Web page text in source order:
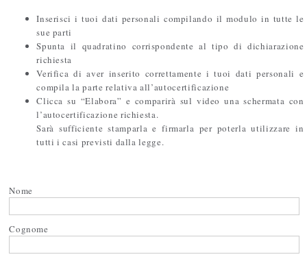
Inserisci i tuoi dati personali compilando il modulo in tutte le
sue parti
Spunta il quadratino corrispondente al tipo di dichiarazione
richiesta
Verifica di aver inserito correttamente i tuoi dati personali e
compila la parte relativa all’autocertificazione
Clicca su “Elabora” e comparirà sul video una schermata con
l’autocertificazione richiesta.
Sarà sufficiente stamparla e firmarla per poterla utilizzare in
tutti i casi previsti dalla legge.
Nome
Cognome